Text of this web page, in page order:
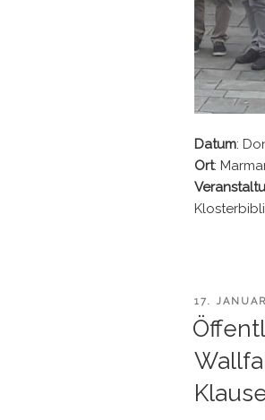
Datum:
Ort:
AM
17.